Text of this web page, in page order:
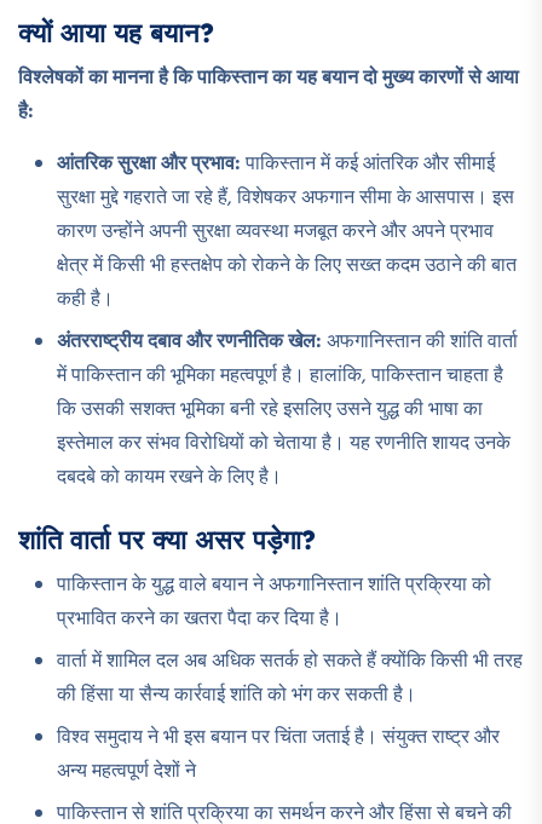
क्यों आया यह बयान?
विश्लेषकों का मानना है कि पाकिस्तान का यह बयान दो मुख्य कारणों से आया
है:
आंतरिक सुरक्षा और प्रभाव:पाकिस्तान में कई आंतरिक और सीमाई
सुरक्षा मुद्दे गहराते जा रहे हैं, विशेषकर अफगान सीमा के आसपास। इस
कारण उन्होंने अपनी सुरक्षा व्यवस्था मजबूत करने और अपने प्रभाव
क्षेत्र में किसी भी हस्तक्षेप को रोकने के लिए सख्त कदम उठाने की बात
कही है।
अंतरराष्ट्रीय दबाव और रणनीतिक खेल:अफगानिस्तान की शांति वार्ता
में पाकिस्तान की भूमिका महत्वपूर्ण है। हालांकि, पाकिस्तान चाहता है
कि उसकी सशक्त भूमिका बनी रहे इसलिए उसने युद्ध की भाषा का
इस्तेमाल कर संभव विरोधियों को चेताया है। यह रणनीति शायद उनके
दबदबे को कायम रखने के लिए है।
शांति वार्ता पर क्या असर पड़ेगा?
पाकिस्तान के युद्ध वाले बयान ने अफगानिस्तान शांति प्रक्रिया को
प्रभावित करने का खतरा पैदा कर दिया है।
वार्ता में शामिल दल अब अधिक सतर्क हो सकते हैं क्योंकि किसी भी तरह
की हिंसा या सैन्य कार्रवाई शांति को भंग कर सकती है।
विश्व समुदाय ने भी इस बयान पर चिंता जताई है। संयुक्त राष्ट्र और
अन्य महत्वपूर्ण देशों ने
पाकिस्तान से शांति प्रक्रिया का समर्थन करने और हिंसा से बचने की